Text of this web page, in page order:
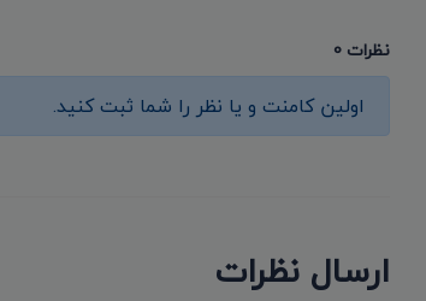
نظرات 0
اولین کامنت و یا نظر را شما ثبت کنید.
ارسال نظرات